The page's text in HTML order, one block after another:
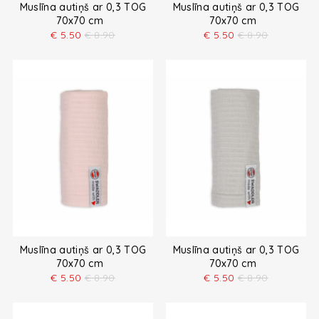
Muslīna autiņš ar 0,3 TOG
70x70 cm
€ 5.50 € 8.90
Muslīna autiņš ar 0,3 TOG
70x70 cm
€ 5.50 € 8.90
Muslīna autiņš ar 0,3 TOG
70x70 cm
€ 5.50 € 8.90
Muslīna autiņš ar 0,3 TOG
70x70 cm
€ 5.50 € 8.90